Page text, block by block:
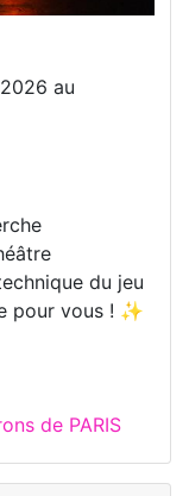
au
du jeu
pour vous ! ✨
de PARIS